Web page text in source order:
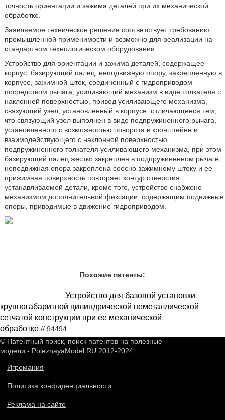
точность ориентации и зажима деталей при их механической
обработке.
Заявляемое техническое решение соответствует требованию
промышленной применимости и возможно для реализации на
стандартном технологическом оборудовании.
Устройство для ориентации и зажима деталей, содержащее
корпус, базирующий палец, неподвижную опору, закрепленную в
корпусе, зажимной шток, соединенный с гидроприводом
посредством рычага, усиливающий механизм в виде толкателя с
наклонной поверхностью, привод усиливающего механизма,
связующий узел, установленный в корпусе, отличающееся тем,
что связующий узел выполнен в виде подпружиненного рычага,
установленного с возможностью поворота в кронштейне и
взаимодействующего с наклонной поверхностью
подпружиненного толкателя усиливающего механизма, при этом
базирующий палец жестко закреплен в подпружиненном рычаге,
неподвижная опора закреплена соосно зажимному штоку и ее
прижимная поверхность повторяет контур отверстия
устанавливаемой детали, кроме того, устройство снабжено
механизмом дополнительной фиксации, содержащим подвижные
опоры, приводимые в движение гидроприводом.
Похожие патенты:
Устройство для базовой установки
крупногабаритной цилиндрической неметаллической
сетчатой конструкции при ее механической
обработке // 94494
© Патентный поиск, поиск патентов на полезные
модели - PoleznayaModel.RU 2012-2024
Игромания
Политика конфиденциальности
Реклама на сайте